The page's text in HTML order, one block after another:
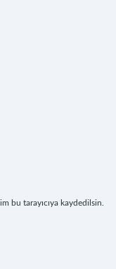
bu tarayıcıya kaydedilsin.